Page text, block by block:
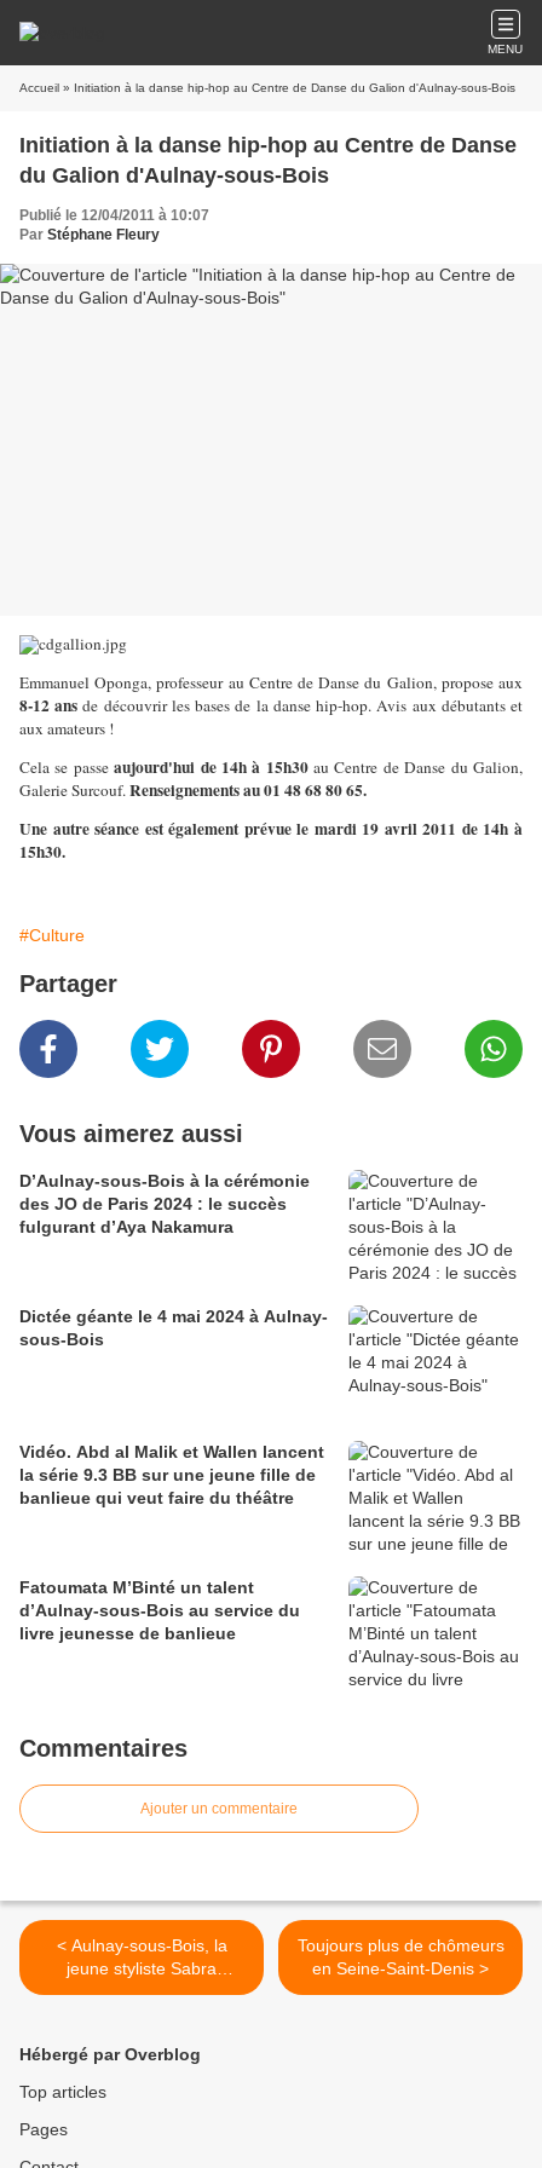
MENU
Accueil » Initiation à la danse hip-hop au Centre de Danse du Galion d'Aulnay-sous-Bois
Initiation à la danse hip-hop au Centre de Danse
du Galion d'Aulnay-sous-Bois
Publié le 12/04/2011 à 10:07
Par Stéphane Fleury
Emmanuel Oponga, professeur au Centre de Danse du Galion, propose aux
8-12 ans de découvrir les bases de la danse hip-hop. Avis aux débutants et
aux amateurs !
Cela se passeaujourd'hui de 14h à 15h30au Centre de Danse du Galion,
Galerie Surcouf.Renseignements au 01 48 68 80 65.
Une autre séance est également prévue le mardi 19 avril 2011 de 14h à
15h30.
#Culture
Partager
Vous aimerez aussi
D’Aulnay-sous-Bois à la cérémonie
des JO de Paris 2024 : le succès
fulgurant d’Aya Nakamura
Dictée géante le 4 mai 2024 à Aulnay-
sous-Bois
Vidéo. Abd al Malik et Wallen lancent
la série 9.3 BB sur une jeune fille de
banlieue qui veut faire du théâtre
Fatoumata M’Binté un talent
d’Aulnay-sous-Bois au service du
livre jeunesse de banlieue
Commentaires
Ajouter un commentaire
< Aulnay-sous-Bois, la
jeune styliste Sabra
Kerrouche a créé sa griffe
Toujours plus de chômeurs
en Seine-Saint-Denis >
Hébergé par Overblog
Top articles
Pages